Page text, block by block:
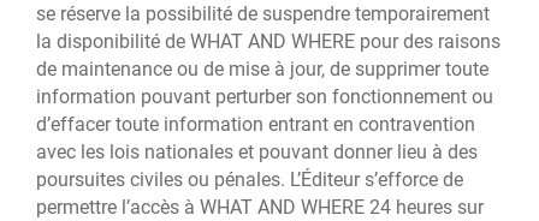
se réserve la possibilité de suspendre temporairement
la disponibilité de WHAT AND WHERE pour des raisons
de maintenance ou de mise à jour, de supprimer toute
information pouvant perturber son fonctionnement ou
d’effacer toute information entrant en contravention
avec les lois nationales et pouvant donner lieu à des
poursuites civiles ou pénales. L’Éditeur s’efforce de
permettre l’accès à WHAT AND WHERE 24 heures sur